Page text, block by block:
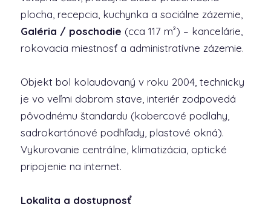
plocha, recepcia, kuchynka a sociálne zázemie,
Galéria / poschodie (cca 117 m²) – kancelárie,
rokovacia miestnosť a administratívne zázemie.
Objekt bol kolaudovaný v roku 2004, technicky
je vo veľmi dobrom stave, interiér zodpovedá
pôvodnému štandardu (kobercové podlahy,
sadrokartónové podhľady, plastové okná).
Vykurovanie centrálne, klimatizácia, optické
pripojenie na internet.
Lokalita a dostupnosť